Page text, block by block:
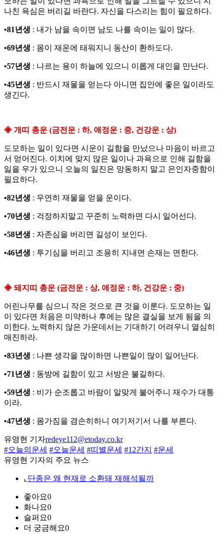
나친 욕심은 버리길 바란다. 자신을 다스리는 힘이 필요하다.
•81년생 : 내가 남을 속이면 남도 나를 속이는 일이 많다.
•69년생 : 몸이 재운에 태워지니 동산이 환하도다.
•57년생 : 나르는 용이 하늘에 있으니 이롭게 대인을 만난다.
•45년생 : 반드시 재물을 얻는다 아니면 집안에 좋은 일이라도
생긴다.
◈ 개띠 총운 (금전운 : 하, 애정운 : 중, 건강운 : 상)
도모하는 일이 있다면 시운이 길함을 만났으나 마음이 바르고
서 얻어진다. 이치에 맞지 않은 일이나 과욕으로 인해 길함을
잃을 우가 있으니 오늘의 일진은 망동하지 말고 은인자중함이
필요하다.
•82년생 : 우연히 재물을 얻을 운이다.
•70년생 : 걱정하지말고 꾸준히 노력하면 다시 일어선다.
•58년생 : 자존심을 버리면 길성이 보인다.
•46년생 : 투기심을 버리고 조용히 지내면 손재는 면한다.
◈ 돼지띠 총운 (금전운 : 상, 애정운 : 하, 건강운 : 중)
어린나무를 심으니 작은 것으로 큰 것을 이룬다. 도모하는 일
이 있다면 처음은 미약하나 후에는 많은 결실을 보게 됨을 의
미한다. 노력하지 않은 가운데서는 기대하기 어려우니 열심히
매진하라.
•83년생 : 나쁜 생각을 많이하면 나쁜일이 많이 일어난다.
•71년생 : 동방에 길함이 있고 서방은 불길하다.
•59년생 : 비가 순조롭고 바람이 알맞게 불어주니 재수가 대통
이라.
•47년생 : 몸가짐을 겸손히하니 여기저기서 나를 부른다.
유영현 기자redeye112@etoday.co.kr
#오늘의운세 #오늘운세 #띠별운세 #12간지 #운세
유영현 기자의 주요 뉴스
⌞ 단종은 왜 현재로 소환돼 재해석될까
좋아요0
화나요0
슬퍼요0
더 궁금해요0